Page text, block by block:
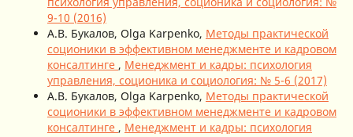
9-10 (2016)
А.В. Букалов, Olga Karpenko, Методы практической
соционики в эффективном менеджменте и кадровом
консалтинге , Менеджмент и кадры: психология
управления, соционика и социология: № 5-6 (2017)
А.В. Букалов, Olga Karpenko, Методы практической
соционики в эффективном менеджменте и кадровом
консалтинге , Менеджмент и кадры: психология